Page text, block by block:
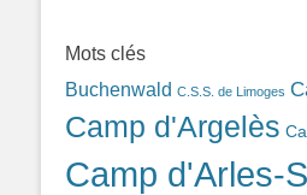
Mots clés
Buchenwald C.S.S. de Limoges
Camp d'Argelès
Camp d'Arles-